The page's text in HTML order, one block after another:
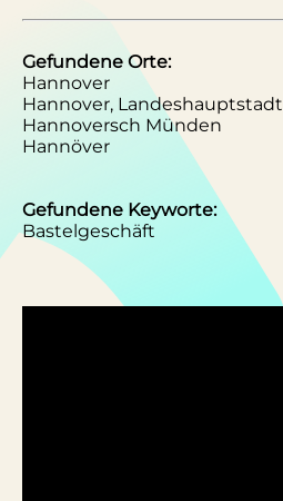
Gefundene Orte:
Hannover
Hannover, Landeshauptstadt
Hannoversch Münden
Hannöver
Gefundene Keyworte:
Bastelgeschäft